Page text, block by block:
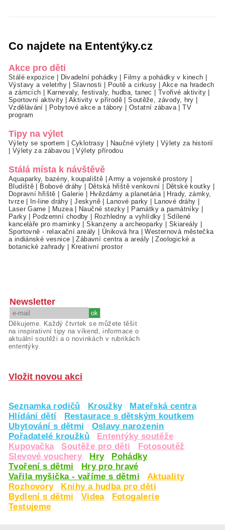
Co najdete na Ententýky.cz
Akce pro děti
Stálé expozice | Divadelní pohádky | Filmy a pohádky v kinech |
Výstavy a veletrhy|Slavnosti | Poutě a cirkusy | Akce na hradech
a zámcích | Karnevaly, festivaly, hudba, tanec | Tvořivé aktivity |
Sportovní aktivity|Aktivity v přírodě |Soutěže, závody, hry |
Vzdělávání | Pobytové akce a tábory | Ostatní zábava |TV
program
Tipy na výlet
Výlety se sportem | Cyklotrasy | Naučné výlety | Výlety za historií
| Výlety za zábavou |Výlety přírodou
Stálá místa k návštěvě
Aquaparky, bazény, koupaliště |Army a vojenské prostory |
Bludiště | Bobové dráhy | Dětská hřiště venkovní | Dětské koutky |
Dopravní hřiště | Galerie | Hvězdárny a planetária | Hrady, zámky,
tvrze| In-line dráhy |Jeskyně| Lanové parky | Lanové dráhy |
Laser Game | Muzea| Naučné stezky | Památky a památníky |
Parky| Podzemní chodby | Rozhledny a vyhlídky | Sdílené
kanceláře pro maminky |Skanzeny a archeoparky | Skiareály |
Sportovně - relaxační areály | Úniková hra |Westernová městečka
a indiánské vesnice |Zábavní centra a areály |Zoologické a
botanické zahrady | Kreativní prostor
Newsletter
Děkujeme. Každý čtvrtek se můžete těšit
na inspirativní tipy na víkend, informace o
aktuální soutěži a o novinkách v rubrikách
ententýky.
Vložit novou akci
Seznamka rodičů Kroužky
Mateřská centra
Hlídání dětí
Restaurace s dětským koutkem
Ubytování s dětmi
Oslavy narozenin
Pořadatelé kroužků
Ententýky soutěže
Kupovačka
Soutěže pro děti
Fotosoutěž
Slevové vouchery
Hry
Pohádky
Tvoření s dětmi
Hry pro hravé
Vařila myšička - vaříme s dětmi
Aktuality
Rozhovory
Knihy a hudba pro děti
Bydlení s dětmi
Videa
Fotogalerie
Testujeme